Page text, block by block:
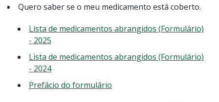
Quero saber se o meu medicamento está coberto.
Lista de medicamentos abrangidos (Formulário)
- 2025
Lista de medicamentos abrangidos (Formulário)
- 2024
Prefácio do formulário